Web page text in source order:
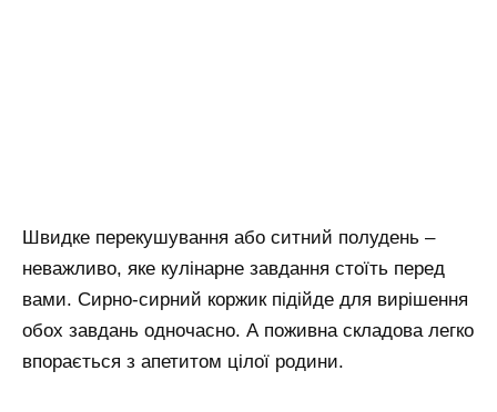
Швидке перекушування або ситний полудень –
неважливо, яке кулінарне завдання стоїть перед
вами. Сирно-сирний коржик підійде для вирішення
обох завдань одночасно. А поживна складова легко
впорається з апетитом цілої родини.